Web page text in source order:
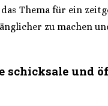
Thema für ein
zu machen
schicksale und